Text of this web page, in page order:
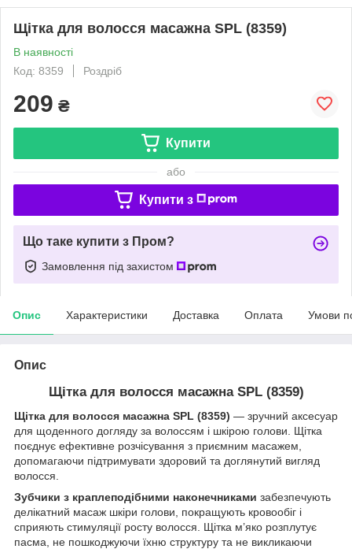
Щітка для волосся масажна SPL (8359)
В наявності
Код: 8359
Роздріб
209 ₴
Купити
або
Купити з
Що таке купити з Пром?
Замовлення під захистом
Опис Характеристики Доставка Оплата Умови
Опис
Щітка для волосся масажна SPL (8359)
Щітка для волосся масажна SPL (8359) — зручний аксесуар
для щоденного догляду за волоссям і шкірою голови. Щітка
поєднує ефективне розчісування з приємним масажем,
допомагаючи підтримувати здоровий та доглянутий вигляд
волосся.
Зубчики з краплеподібними наконечниками забезпечують
делікатний масаж шкіри голови, покращують кровообіг і
сприяють стимуляції росту волосся. Щітка м’яко розплутує
пасма, не пошкоджуючи їхню структуру та не викликаючи